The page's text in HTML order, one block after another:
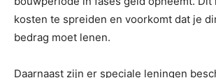
kosten te spreiden en voorkomt dat je
bedrag moet lenen.
Daarnaast zijn er speciale leningen